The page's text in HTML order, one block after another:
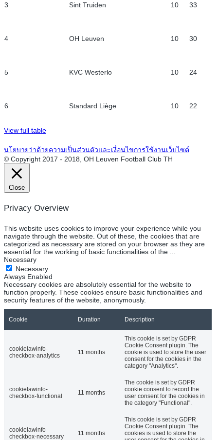
3 Sint Truiden 10 33
4 OH Leuven 10 30
5 KVC Westerlo 10 24
6 Standard Liège 10 22
View full table
นโยบายว่าด้วยความเป็นส่วนตัวและเงื่อนไขการใช้งานเว็บไซต์
© Copyright 2017 - 2018, OH Leuven Football Club TH
Close
Privacy Overview
This website uses cookies to improve your experience while you
navigate through the website. Out of these, the cookies that are
categorized as necessary are stored on your browser as they are
essential for the working of basic functionalities of the
Necessary
Necessary
Always Enabled
Necessary cookies are absolutely essential for the website to
function properly. These cookies ensure basic functionalities and
security features of the website, anonymously.
Cookie Duration Description
cookielawinfo-
checkbox-analytics
11 months
This cookie is set by GDPR
Cookie Consent plugin. The
cookie is used to store the user
consent for the cookies in the
category "Analytics".
cookielawinfo-
checkbox-functional
11 months
The cookie is set by GDPR
cookie consent to record the
user consent for the cookies in
the category "Functional".
cookielawinfo-
checkbox-necessary
11 months
This cookie is set by GDPR
Cookie Consent plugin. The
cookies is used to store the